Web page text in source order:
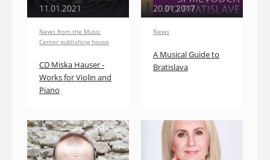
11.01.2021
News from the Music
Center publishing house
CD Miska Hauser -
Works for Violin and
Piano
20.01.2017
News
A Musical Guide to
Bratislava